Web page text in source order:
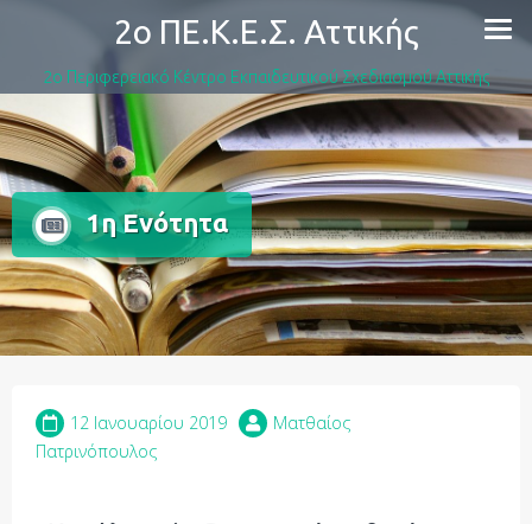
2ο ΠΕ.Κ.Ε.Σ. Αττικής
2ο Περιφερειακό Κέντρο Εκπαιδευτικού Σχεδιασμού Αττικής
1η Ενότητα
12 Ιανουαρίου 2019
Ματθαίος
Πατρινόπουλος